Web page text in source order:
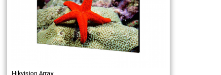
Hikvision Array